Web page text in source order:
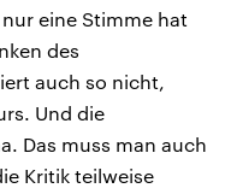
eine Stimme hat
des
auch so nicht,
Und die
Das muss man auch
Kritik teilweise